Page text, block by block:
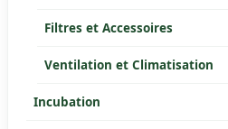
Filtres et Accessoires
Ventilation et Climatisation
Incubation